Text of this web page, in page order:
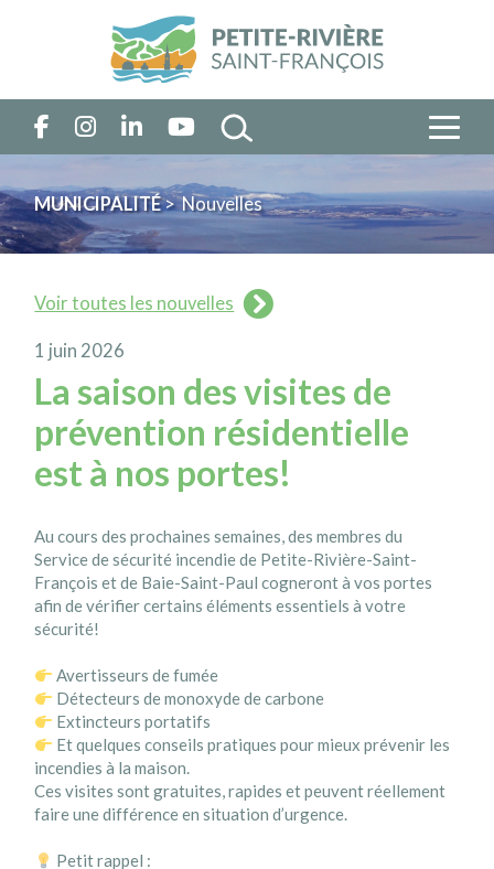
MUNICIPALITÉ> Nouvelles
Voir toutes les nouvelles
1 juin 2026
La saison des visites de
prévention résidentielle
est à nos portes!
Au cours des prochaines semaines, des membres du
Service de sécurité incendie de Petite-Rivière-Saint-
François et de Baie-Saint-Paul cogneront à vos portes
afin de vérifier certains éléments essentiels à votre
sécurité!
Avertisseurs de fumée
Détecteurs de monoxyde de carbone
Extincteurs portatifs
Et quelques conseils pratiques pour mieux prévenir les
incendies à la maison.
Ces visites sont gratuites, rapides et peuvent réellement
faire une différence en situation d’urgence.
Petit rappel :